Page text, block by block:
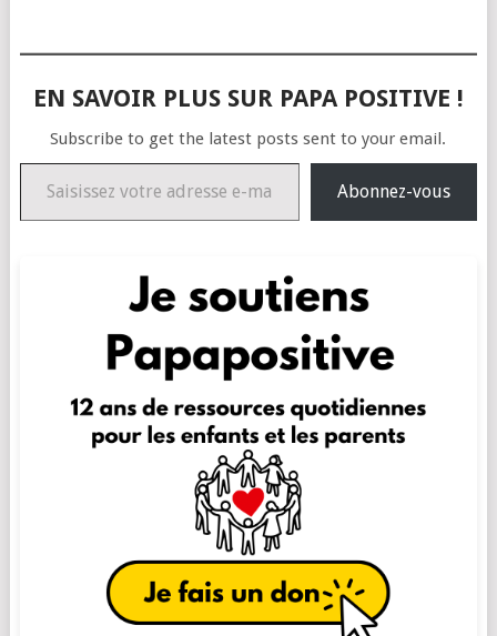
EN SAVOIR PLUS SUR PAPA POSITIVE !
Subscribe to get the latest posts sent to your email.
Saisissez votre adresse e-mail…
Abonnez-vous